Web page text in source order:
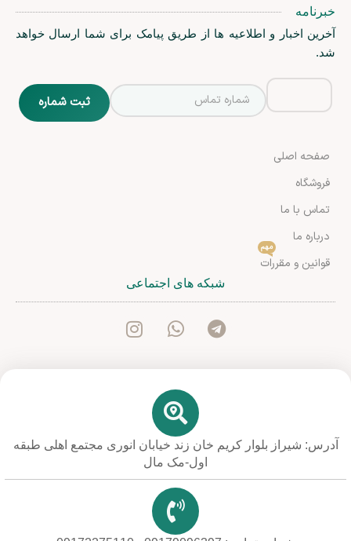
خبرنامه
آخرین اخبار و اطلاعیه ها از طریق پیامک برای شما ارسال خواهد
شد.
صفحه اصلی
فروشگاه
تماس با ما
درباره ما
قوانین و مقررات
مهم
شبکه های اجتماعی
آدرس: شیراز بلوار کریم خان زند خیابان انوری مجتمع اهلی طبقه
اول-مک مال